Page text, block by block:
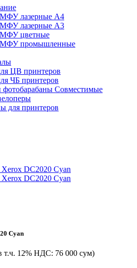
лазерные А4
лазерные А3
цветные
промышленные
ЦВ принтеров
ЧБ принтеров
Совместимые
для принтеров
Cyan
т.ч. 12% НДС: 76 000 сум)